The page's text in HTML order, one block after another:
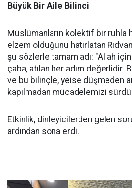
Büyük Bir Aile Bilinci
Müslümanların kolektif bir ruhla
elzem olduğunu hatırlatan
şu sözlerle tamamladı: "Allah
çaba, atılan her adım değerlidir.
ve bu bilinçle, yeise düşmeden
kapılmadan mücadelemizi
Etkinlik, dinleyicilerden gelen
ardından sona erdi.